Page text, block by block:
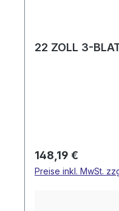
22 ZOLL 3-
Regulärer Preis:
148,19 €
Preise inkl. MwSt.